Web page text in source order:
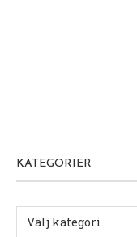
till idag, perfekt!